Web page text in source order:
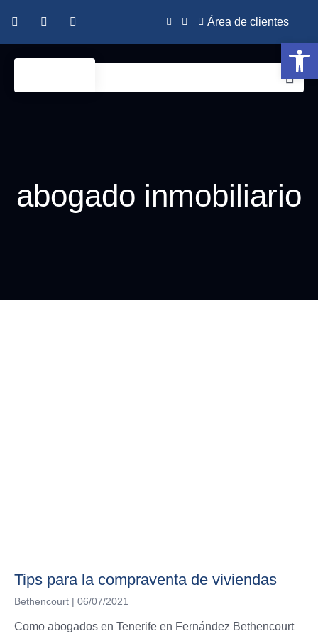
Área de clientes
abogado inmobiliario
Tips para la compraventa de viviendas
Bethencourt 06/07/2021
Como abogados en Tenerife en Fernández Bethencourt
Abrir